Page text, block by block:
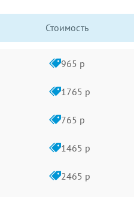
Стоимость
965 р
1765 р
765 р
1465 р
2465 р